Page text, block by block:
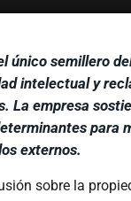
único semillero
intelectual y
La empresa
para
externos.
sobre la